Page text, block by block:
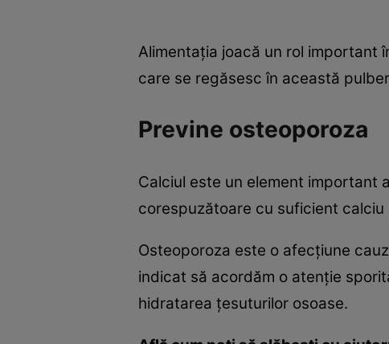
Alimentaţia joacă un rol important
care se regăsesc în această
Previne osteoporoza
Calciul este un element important
corespuzătoare cu suficient
Osteoporoza este o afecţiune
indicat să acordăm o atenţie
hidratarea ţesuturilor osoase.